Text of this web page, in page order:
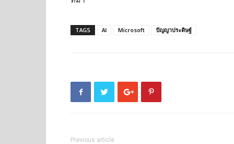
TAGS AI Microsoft ปัญญาประดิษฐ์
Previous article